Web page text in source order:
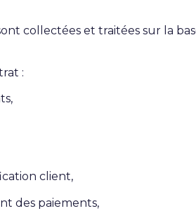
collectées et traitées sur la
:
client,
des paiements,